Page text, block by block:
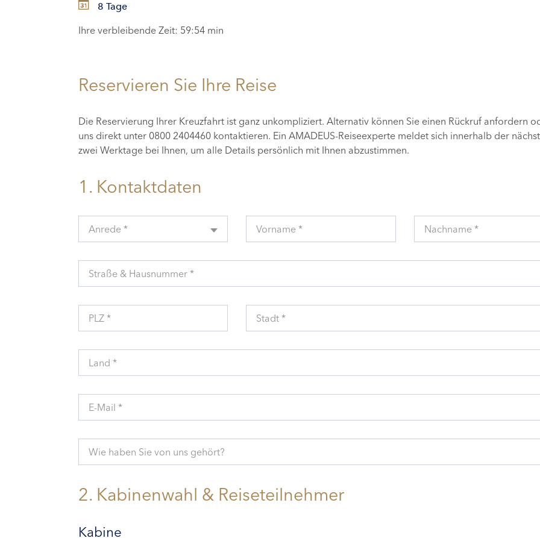
8 Tage
Ihre verbleibende Zeit: 59:52 min
Reservieren Sie Ihre Reise
Die Reservierung Ihrer Kreuzfahrt ist ganz unkompliziert. Alternativ können Sie einen Rückruf anfordern
uns direkt unter 0800 2404460 kontaktieren. Ein AMADEUS-Reiseexperte meldet sich innerhalb der
zwei Werktage bei Ihnen, um alle Details persönlich mit Ihnen abzustimmen.
1. Kontaktdaten
Anrede * Vorname * Nachname *
Straße & Hausnummer *
PLZ * Stadt *
Land *
E-Mail *
Wie haben Sie von uns gehört?
2. Kabinenwahl & Reiseteilnehmer
Kabine